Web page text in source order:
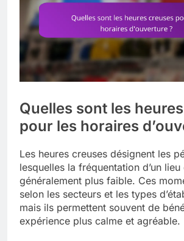
Quelles sont les
pour les horaires
Les heures creuses désignent les
lesquelles la fréquentation d’un lieu
généralement plus faible. Ces
selon les secteurs et les types
mais ils permettent souvent de
expérience plus calme et agréable.